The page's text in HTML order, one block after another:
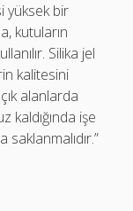
yüksek bir
kutuların
Silika jel
kalitesini
alanlarda
kaldığında işe